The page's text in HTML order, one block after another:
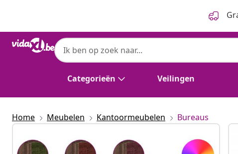
Categorieën Veilingen
Home Meubelen Kantoormeubelen Bureaus